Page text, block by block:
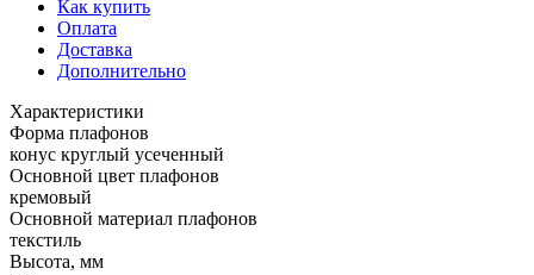
Как купить
Оплата
Доставка
Дополнительно
Характеристики
Форма плафонов
конус круглый усеченный
Основной цвет плафонов
кремовый
Основной материал плафонов
текстиль
Высота, мм